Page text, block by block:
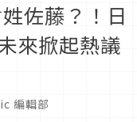
佐藤？！日
來掀起熱議
編輯部